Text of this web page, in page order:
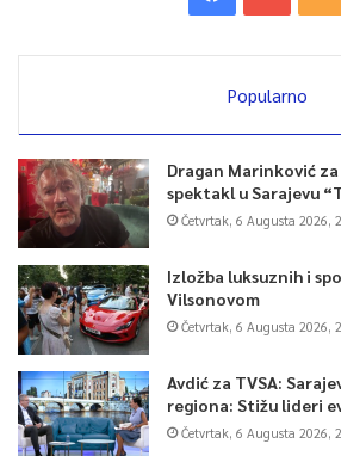
Popularno
Dragan Marinković
spektakl u Sarajevu
Četvrtak, 6 Augusta 2026,
Izložba luksuznih i
Vilsonovom
Četvrtak, 6 Augusta 2026,
Avdić za TVSA:
regiona: Stižu lideri
Četvrtak, 6 Augusta 2026,